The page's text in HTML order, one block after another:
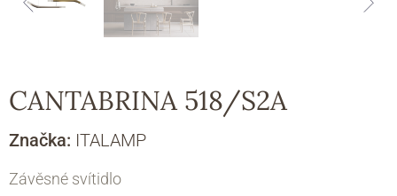
CANTABRINA 518/S2A
Značka: ITALAMP
Závěsné svítidlo